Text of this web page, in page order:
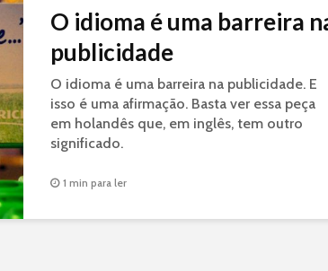
O idioma é uma barreira
publicidade
O idioma é uma barreira na publicidade. E
isso é uma afirmação. Basta ver essa peça
em holandês que, em inglês, tem outro
significado.
1 min para ler